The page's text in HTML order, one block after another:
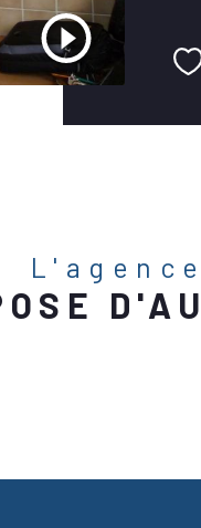
L'agence